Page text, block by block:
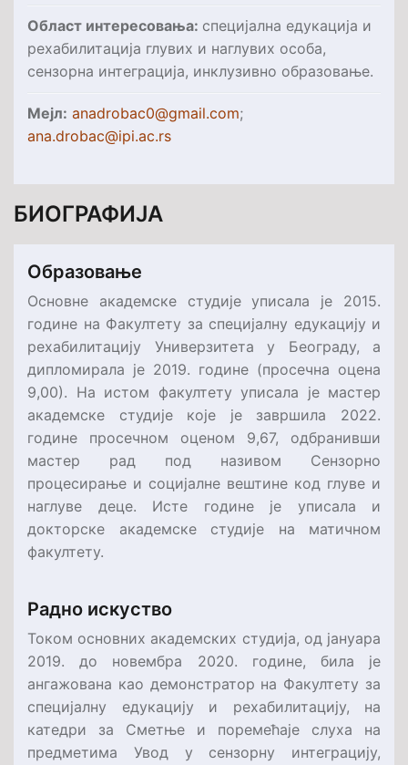
Oбласт интересовања: специјална едукација и
рехабилитација глувих и наглувих особа,
сензорна интеграција, инклузивно образовање.
Мејл: anadrobac0@gmail.com;
ana.drobac@ipi.ac.rs
БИОГРАФИЈА
Oбразовање
Основне академске студије уписала је 2015.
године на Факултету за специјалну едукацију и
рехабилитацију Универзитета у Београду, а
дипломирала је 2019. године (просечна оцена
9,00). На истом факултету уписала је мастер
академске студије које је завршила 2022.
године просечном оценом 9,67, одбранивши
мастер рад под називом Сензорно
процесирање и социјалне вештине код глуве и
наглуве деце. Исте године је уписала и
докторске академске студије на матичном
факултету.
Радно искуство
Током основних академских студија, од јануара
2019. до новембра 2020. године, била је
ангажована као демонстратор на Факултету за
специјалну едукацију и рехабилитацију, на
катедри за Сметње и поремећаје слуха на
предметима Увод у сензорну интеграцију,